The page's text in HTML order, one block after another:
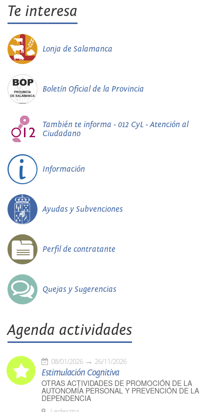
Te interesa
Lonja de Salamanca
Boletín Oficial de la Provincia
También te informa - 012 CyL - Atención al
Ciudadano
Información
Ayudas y Subvenciones
Perfil de contratante
Quejas y Sugerencias
Agenda actividades
08/01/2026 26/11/2026
Estimulación Cognitiva
OTRAS ACTIVIDADES DE PROMOCIÓN DE LA
AUTONOMÍA PERSONAL Y PREVENCIÓN DE LA
DEPENDENCIA